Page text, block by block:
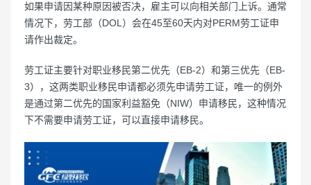
如果申请因某种原因被否决，雇主可以向相关部门上诉。通常
情况下，劳工部（DOL）会在45至60天内对PERM劳工证申
请作出裁定。
劳工证主要针对职业移民第二优先（EB-2）和第三优先（EB-
3），这两类职业移民申请都必须先申请劳工证，唯一的例外
是通过第二优先的国家利益豁免（NIW）申请移民，这种情况
下不需要申请劳工证，可以直接申请移民。